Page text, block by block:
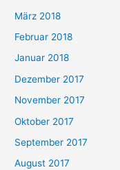
März 2018
Februar 2018
Januar 2018
Dezember 2017
November 2017
Oktober 2017
September 2017
August 2017